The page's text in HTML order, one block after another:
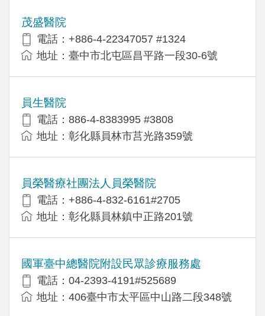
茂盛醫院
電話：+886-4-22347057 #1324
地址：臺中市北屯區昌平路一段30-6號
員生醫院
電話：886-4-8383995 #3808
地址：彰化縣員林市莒光路359號
員榮醫療社團法人員榮醫院
電話：+886-4-832-6161#2705
地址：彰化縣員林鎮中正路201號
國軍臺中總醫院附設民眾診療服務處
電話：04-2393-4191#525689
地址：406臺中市太平區中山路二段348號